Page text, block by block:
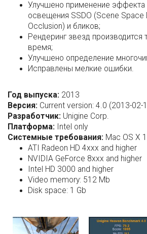
Улучшено применение эффекта
освещения SSDO (Scene Space
Occlusion) и бликов;
Рендеринг звезд производится
время;
Улучшено определение
Исправлены мелкие ошибки.
Год выпуска: 2013
Версия: Current version: 4.0 (2013-02-
Разработчик: Unigine Corp.
Платформа: Intel only
Системные требования: Mac OS X
ATI Radeon HD 4xxx and higher
NVIDIA GeForce 8xxx and higher
Intel HD 3000 and higher
Video memory: 512 Mb
Disk space: 1 Gb